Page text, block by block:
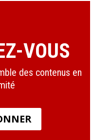
VOUS
des contenus en